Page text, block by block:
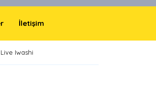
İletişim
Iwashi